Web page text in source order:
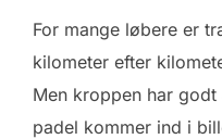
For mange løbere er
kilometer efter
Men kroppen har
padel kommer ind i